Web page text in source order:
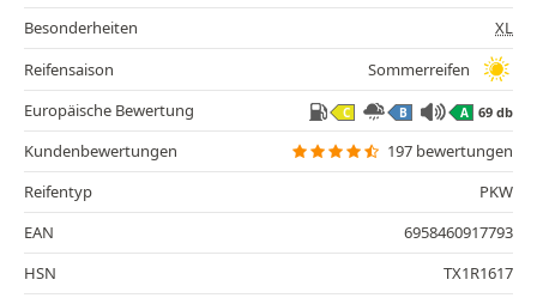
Besonderheiten
XL
Reifensaison
Sommerreifen
Europäische Bewertung
C B A 69 db
Kundenbewertungen
197 bewertungen
Reifentyp
PKW
EAN
6958460917793
HSN
TX1R1617